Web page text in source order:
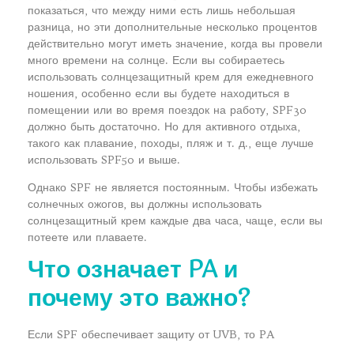
показаться, что между ними есть лишь небольшая
разница, но эти дополнительные несколько процентов
действительно могут иметь значение, когда вы провели
много времени на солнце. Если вы собираетесь
использовать солнцезащитный крем для ежедневного
ношения, особенно если вы будете находиться в
помещении или во время поездок на работу, SPF30
должно быть достаточно. Но для активного отдыха,
такого как плавание, походы, пляж и т. д., еще лучше
использовать SPF50 и выше.
Однако SPF не является постоянным. Чтобы избежать
солнечных ожогов, вы должны использовать
солнцезащитный крем каждые два часа, чаще, если вы
потеете или плаваете.
Что означает PA и
почему это важно?
Если SPF обеспечивает защиту от UVB, то PA